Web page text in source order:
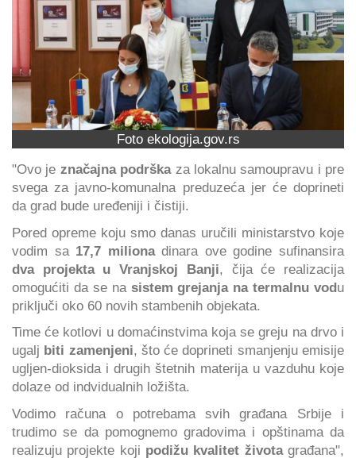
Foto ekologija.gov.rs
"Ovo je značajna podrškaza lokalnu samoupravu i pre
svega za javno-komunalna preduzeća jer će doprineti
da grad bude uređeniji i čistiji.
Pored opreme koju smo danas uručili ministarstvo koje
vodim sa 17,7 milionadinara ove godine sufinansira
dva projekta u Vranjskoj Banji, čija će realizacija
omogućiti da se na sistem grejanja na termalnu vodu
priključi oko 60 novih stambenih objekata.
Time će kotlovi u domaćinstvima koja se greju na drvo i
ugalj biti zamenjeni, što će doprineti smanjenju emisije
ugljen-dioksida i drugih štetnih materija u vazduhu koje
dolaze od indvidualnih ložišta.
Vodimo računa o potrebama svih građana Srbije i
trudimo se da pomognemo gradovima i opštinama da
realizuju projekte koji podižu kvalitet životagrađana",